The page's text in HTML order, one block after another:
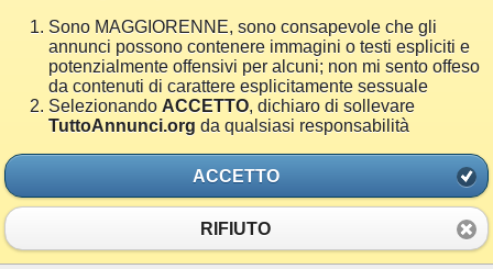
Sono MAGGIORENNE, sono consapevole che gli
annunci possono contenere immagini o testi espliciti e
potenzialmente offensivi per alcuni; non mi sento offeso
da contenuti di carattere esplicitamente sessuale
Selezionando ACCETTO, dichiaro di sollevare
TuttoAnnunci.org da qualsiasi responsabilità
ACCETTO
RIFIUTO